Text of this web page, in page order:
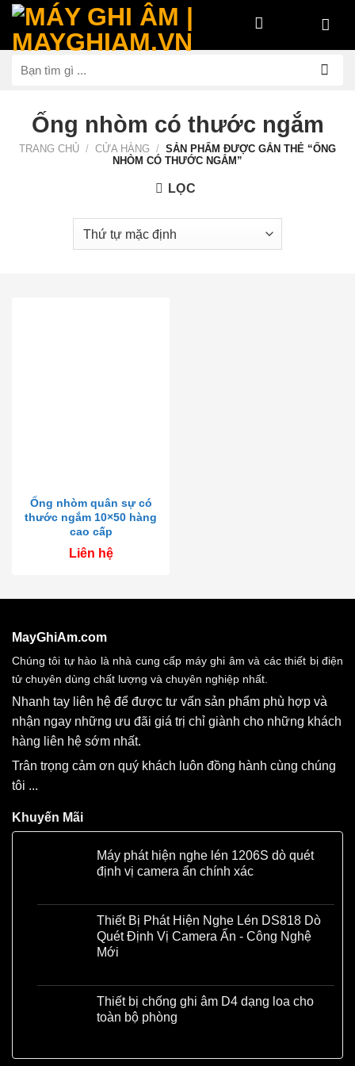
Bỏ
nội
dung
Ống nhòm có thước ngắm
TRANG CHỦ / CỬA HÀNG / SẢN PHẨM ĐƯỢC GẮN THẺ “ỐNG
NHÒM CÓ THƯỚC NGẮM”
LỌC
Ống nhòm quân sự có
thước ngắm 10×50 hàng
cao cấp
Liên hệ
MayGhiAm.com
Chúng tôi tự hào là nhà cung cấp máy ghi âm và các thiết bị điện
tử chuyên dùng chất lượng và chuyên nghiệp nhất.
Nhanh tay liên hệ để được tư vấn sản phẩm phù hợp và
nhận ngay những ưu đãi giá trị chỉ giành cho những khách
hàng liên hệ sớm nhất.
Trân trọng cảm ơn quý khách luôn đồng hành cùng chúng
tôi ...
Khuyến Mãi
Máy phát hiện nghe lén 1206S dò quét
định vị camera ẩn chính xác
Thiết Bị Phát Hiện Nghe Lén DS818 Dò
Quét Định Vị Camera Ẩn - Công Nghệ
Mới
Thiết bị chống ghi âm D4 dạng loa cho
toàn bộ phòng